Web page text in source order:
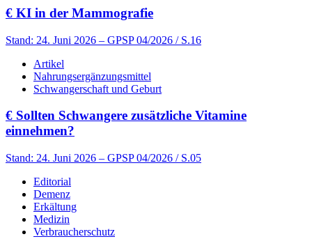
€ KI in der Mammografie
Stand: 24. Juni 2026 – GPSP 04/2026 / S.16
Artikel
Nahrungsergänzungsmittel
Schwangerschaft und Geburt
€ Sollten Schwangere zusätzliche Vitamine
einnehmen?
Stand: 24. Juni 2026 – GPSP 04/2026 / S.05
Editorial
Demenz
Erkältung
Medizin
Verbraucherschutz